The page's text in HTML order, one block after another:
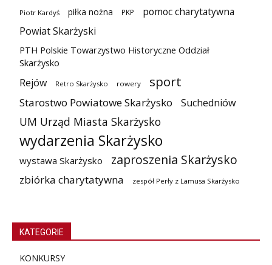
Piotr Kardyś piłka nożna PKP
pomoc charytatywna
Powiat Skarżyski
PTH Polskie Towarzystwo Historyczne Oddział
Skarżysko
Rejów Retro Skarżysko rowery sport
Starostwo Powiatowe Skarżysko Suchedniów
UM Urząd Miasta Skarżysko
wydarzenia Skarżysko
wystawa Skarżysko zaproszenia Skarżysko
zbiórka charytatywna zespół Perły z Lamusa Skarżysko
KATEGORIE
KONKURSY